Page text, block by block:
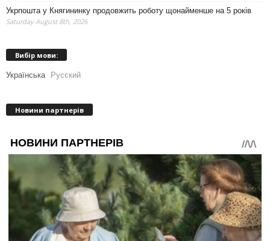
Укрпошта у Княгининку продовжить роботу щонайменше на 5 років
Saturday August 8th, 2026
Вибір мови:
Українська Русский
Новини партнерів